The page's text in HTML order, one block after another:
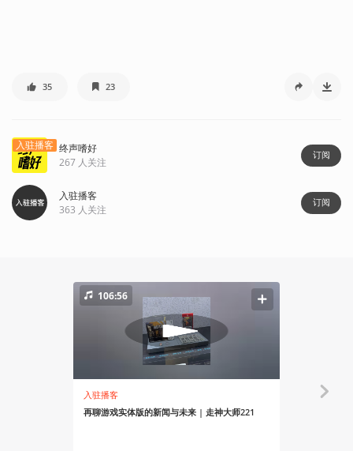
35 23
入驻播客 终声嗜好
267 人关注
订阅
入驻播客
363 人关注
订阅
106:56
入驻播客
再聊游戏实体版的新闻与未来 | 走神大师221